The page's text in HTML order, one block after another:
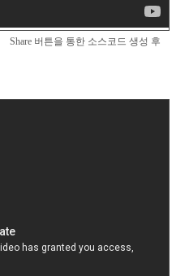
Share 버튼을 통한 소스코드 생성 후